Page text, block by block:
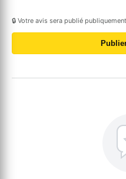
🔒 Votre avis sera publié